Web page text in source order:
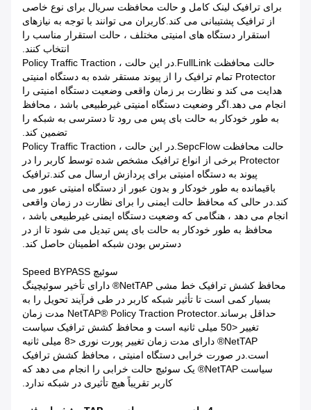
برای ترافیک لینک کامل و حالت محافظت سریال برای نوع خاصی
از ترافیک پشتیبانی می کند.کاربران می توانند با توجه به نیازهای
استقرار دستگاه های امنیتی مختلف ، حالت استقرار مناسب را
انتخاب کنند.
حالت محافظت FullLink.در این حالت ، Policy Traffic Traction
Protector تمام ترافیک را از پیوند مستقر شده به دستگاه امنیتی
هدایت می کند و نظارت بر زمان واقعی وضعیت دستگاه امنیتی را
انجام می دهد.اگر وضعیت دستگاه امنیتی غیرطبیعی باشد ، محافظ
به طور خودکار به حالت بای پس می رود تا دسترسی به شبکه را
تضمین کند.
حالت محافظت SepcFlow.در این حالت ، Policy Traffic Traction
Protector برخی از انواع ترافیک مشخص شده توسط کاربر را در
پیوند به دستگاه امنیتی برای پردازش ارسال می کند.ترافیک
باقیمانده به طور خودکار و بدون عبور از دستگاه امنیتی عبور می
کند.در حالی که محافظ حالت ایمنی را برای نظارت در زمان واقعی
انجام می دهد ، هنگامی که وضعیت دستگاه ایمنی غیرطبیعی باشد ،
محافظ به طور خودکار به حالت بای پس تبدیل می شود تا از در
دسترس بودن شبکه اطمینان حاصل کند.
سوئیچ Speed ​​BYPASS
محافظ کشش ترافیک خط مشی NetTAP® دارای تأخیر سوئیچینگ
بسیار کمی است تا تأثیر شبکه کاربر در طی فرآیند تحویل را به
حداقل برساند.NetTAP® Policy Traction Protector مدت زمان
تغییر <50 میلی ثانیه است و محافظ کشش ترافیک سیاست
NetTAP® دارای مدت زمان تغییر پورت نوری <8 میلی ثانیه
است.در صورت خرابی دستگاه امنیتی ، محافظ کشش ترافیک
سیاست NetTAP® یک سوئیچ حالت خرابی را انجام می دهد که
کاربر تقریباً هیچ تأثیری در شبکه ندارد.